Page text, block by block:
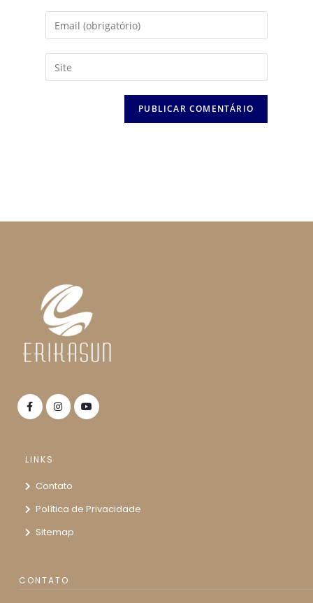
LINKS
Contato
Política de Privacidade
Sitemap
CONTATO